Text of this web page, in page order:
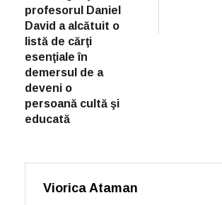
profesorul Daniel
David a alcătuit o
listă de cărţi
esenţiale în
demersul de a
deveni o
persoană cultă şi
educată
Viorica Ataman